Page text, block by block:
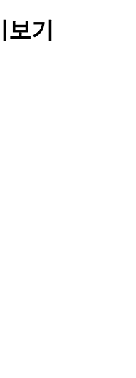
보기